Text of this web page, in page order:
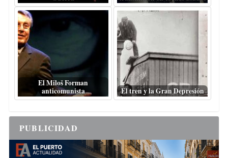
El Miloš Forman
anticomunista
El tren y la Gran Depresión
PUBLICIDAD